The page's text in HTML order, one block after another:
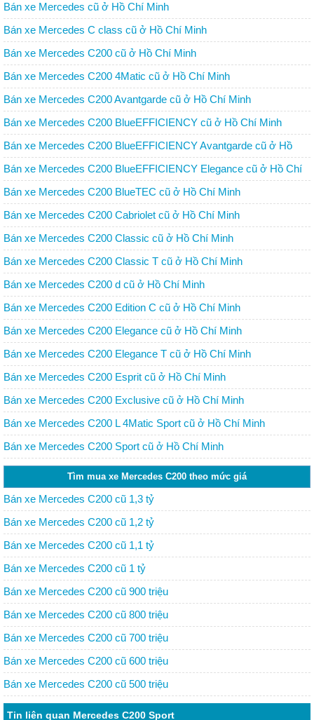
Bán xe Mercedes cũ ở Hồ Chí Minh
Bán xe Mercedes C class cũ ở Hồ Chí Minh
Bán xe Mercedes C200 cũ ở Hồ Chí Minh
Bán xe Mercedes C200 4Matic cũ ở Hồ Chí Minh
Bán xe Mercedes C200 Avantgarde cũ ở Hồ Chí Minh
Bán xe Mercedes C200 BlueEFFICIENCY cũ ở Hồ Chí Minh
Bán xe Mercedes C200 BlueEFFICIENCY Avantgarde cũ ở Hồ
Chí Minh
Bán xe Mercedes C200 BlueEFFICIENCY Elegance cũ ở Hồ Chí
Minh
Bán xe Mercedes C200 BlueTEC cũ ở Hồ Chí Minh
Bán xe Mercedes C200 Cabriolet cũ ở Hồ Chí Minh
Bán xe Mercedes C200 Classic cũ ở Hồ Chí Minh
Bán xe Mercedes C200 Classic T cũ ở Hồ Chí Minh
Bán xe Mercedes C200 d cũ ở Hồ Chí Minh
Bán xe Mercedes C200 Edition C cũ ở Hồ Chí Minh
Bán xe Mercedes C200 Elegance cũ ở Hồ Chí Minh
Bán xe Mercedes C200 Elegance T cũ ở Hồ Chí Minh
Bán xe Mercedes C200 Esprit cũ ở Hồ Chí Minh
Bán xe Mercedes C200 Exclusive cũ ở Hồ Chí Minh
Bán xe Mercedes C200 L 4Matic Sport cũ ở Hồ Chí Minh
Bán xe Mercedes C200 Sport cũ ở Hồ Chí Minh
Tìm mua xe Mercedes C200 theo mức giá
Bán xe Mercedes C200 cũ 1,3 tỷ
Bán xe Mercedes C200 cũ 1,2 tỷ
Bán xe Mercedes C200 cũ 1,1 tỷ
Bán xe Mercedes C200 cũ 1 tỷ
Bán xe Mercedes C200 cũ 900 triệu
Bán xe Mercedes C200 cũ 800 triệu
Bán xe Mercedes C200 cũ 700 triệu
Bán xe Mercedes C200 cũ 600 triệu
Bán xe Mercedes C200 cũ 500 triệu
Tin liên quan Mercedes C200 Sport